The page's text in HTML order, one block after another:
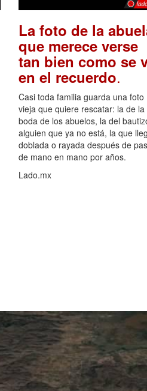
La foto de la
que merece verse
tan bien como se
en el recuerdo.
Casi toda familia guarda una foto
vieja que quiere rescatar: la de la
boda de los abuelos, la del
alguien que ya no está, la que
doblada o rayada después de
de mano en mano por años.
Lado.mx